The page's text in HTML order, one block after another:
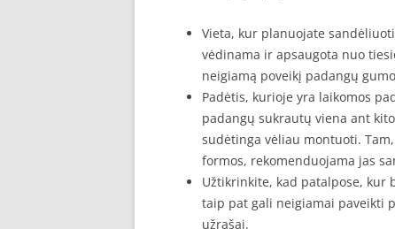
Vieta, kur planuojate
vėdinama ir apsaugota nuo
neigiamą poveikį padangų
Padėtis, kurioje yra laikomos
padangų sukrautų viena ant
sudėtinga vėliau montuoti.
formos, rekomenduojama jas
Užtikrinkite, kad patalpose, kur
taip pat gali neigiamai paveikti
užrašai.